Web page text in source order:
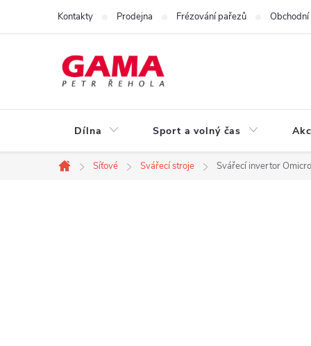
Kontakty Prodejna Frézování pařezů Obchodní
Dílna Sport a volný čas
Domů
Síťové Svářecí stroje Svářecí invertor